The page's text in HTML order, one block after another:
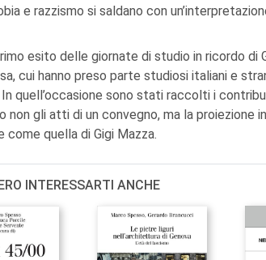
e razzismo si saldano con
esito delle giornate di studio in ricordo di
cui hanno preso parte studiosi italiani e
In quell’occasione sono stati raccolti i
non gli atti di un convegno, ma la proiezione
come quella di Gigi Mazza.
INTERESSARTI ANCHE